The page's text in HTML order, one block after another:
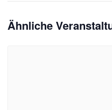
Ähnliche